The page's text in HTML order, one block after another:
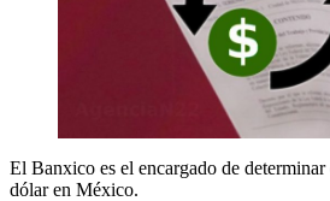
El Banxico es el encargado de
dólar en México.